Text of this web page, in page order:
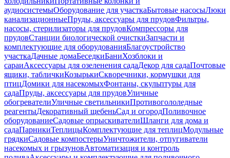
аудиосистемыОборудование для участкаБытовые насосыЛюки
канализационныеПруды, аксессуары для прудовФильтры,
насосы, стерилизаторы для прудовКомпрессоры для
прудовСтанции биологической очисткиЗапчасти и
комплектующие для оборудованияБлагоустройство
участкаДачные домаБеседкиБаниХозблоки и
сараиАксессуары для озеленения садаДекор для садаПочтовые
ящики, табличкиКозырькиСкворечники, кормушки для
птицДомики для насекомыхФонтаны, скульптуры для
садаПруды, аксессуары для прудовУличные
обогревателиУличные светильникиПротивогололедные
реагентыДекоративный щебеньСад и огородПоливочное
оборудованиеСадовые опрыскивателиШланги для дома и
садаПарникиТеплицыКомплектующие для теплицМодульные
грядкиСадовые компостерыУничтожители, отпугиватели
насекомых и грызуновАвтоматизация и контроль